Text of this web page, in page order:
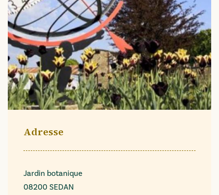
Adresse
Jardin botanique
08200 SEDAN